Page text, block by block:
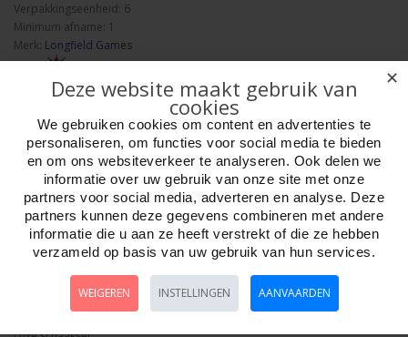
Verpakkingseenheid: 6
Minimum afname: 1
Merk: Longfield Games
Aantal
Bestellen
Omschrijving Foto hoge resolutie Details
✕
Deze website maakt gebruik van
cookies
We gebruiken cookies om content en advertenties te
personaliseren, om functies voor social media te bieden
en om ons websiteverkeer te analyseren. Ook delen we
informatie over uw gebruik van onze site met onze
partners voor social media, adverteren en analyse. Deze
partners kunnen deze gegevens combineren met andere
informatie die u aan ze heeft verstrekt of die ze hebben
verzameld op basis van uw gebruik van hun services.
WEIGEREN INSTELLINGEN AANVAARDEN